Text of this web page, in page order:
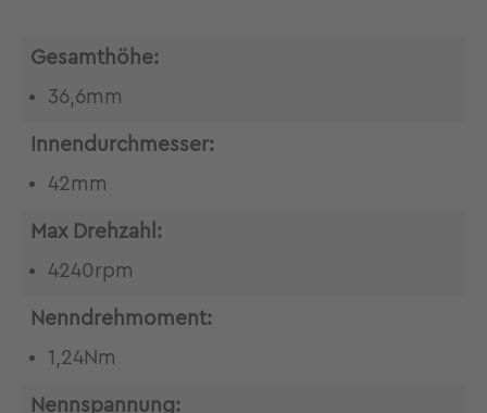
Gesamthöhe:
36,6mm
Innendurchmesser:
42mm
Max Drehzahl:
4240rpm
Nenndrehmoment:
1,24Nm
Nennspannung: